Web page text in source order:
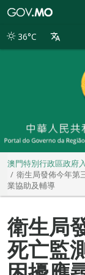
別
36°C
澳門特別行政區政府
衛生局發佈今年第
業協助及輔導
衛生局
死亡監